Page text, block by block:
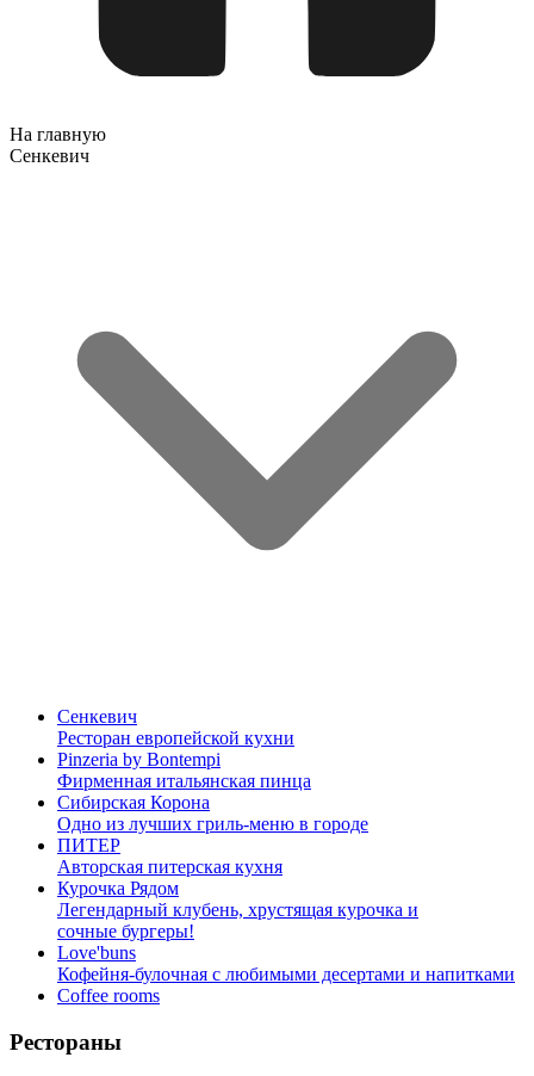
На главную
Сенкевич
Сенкевич
Ресторан европейской кухни
Pinzeria by Bontempi
Фирменная итальянская пинца
Сибирская Корона
Одно из лучших гриль-меню в городе
ПИТЕР
Авторская питерская кухня
Курочка Рядом
Легендарный клубень, хрустящая курочка и
сочные бургеры!
Love'buns
Кофейня-булочная с любимыми десертами и напитками
Coffee rooms
Рестораны